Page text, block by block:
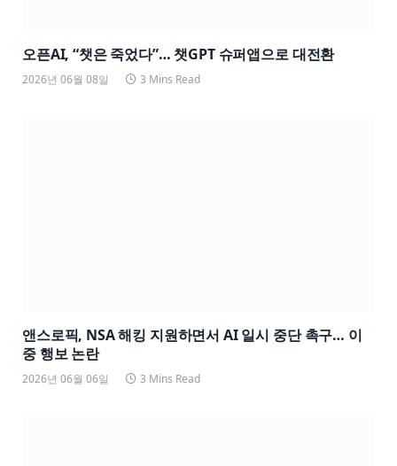
오픈AI, “챗은 죽었다”… 챗GPT 슈퍼앱으로 대전환
2026년 06월 08일 3 Mins Read
앤스로픽, NSA 해킹 지원하면서 AI 일시 중단 촉구… 이
중 행보 논란
2026년 06월 06일 3 Mins Read